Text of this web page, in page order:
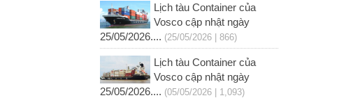
Lịch tàu Container của
Vosco cập nhật ngày
25/05/2026.... (25/05/2026 | 866)
Lịch tàu Container của
Vosco cập nhật ngày
25/05/2026.... (05/05/2026 | 1,093)